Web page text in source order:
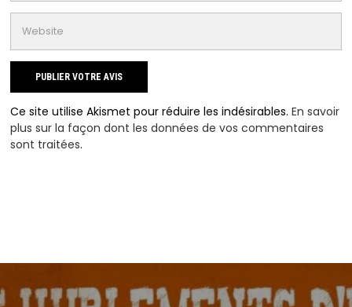
Ce site utilise Akismet pour réduire les indésirables.En savoir
plus sur la façon dont les données de vos commentaires
sont traitées.